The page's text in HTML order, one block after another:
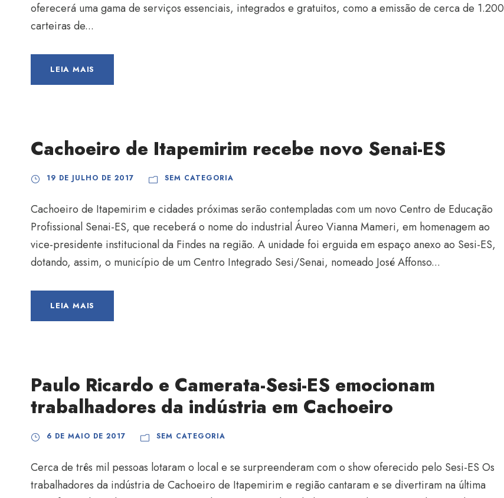
oferecerá uma gama de serviços essenciais, integrados e gratuitos, como a emissão de cerca de 1.200
carteiras de...
LEIA MAIS
Cachoeiro de Itapemirim recebe novo Senai-ES
19 DE JULHO DE 2017 SEM CATEGORIA
Cachoeiro de Itapemirim e cidades próximas serão contempladas com um novo Centro de Educação
Profissional Senai-ES, que receberá o nome do industrial Áureo Vianna Mameri, em homenagem ao
vice-presidente institucional da Findes na região. A unidade foi erguida em espaço anexo ao Sesi-ES,
dotando, assim, o município de um Centro Integrado Sesi/Senai, nomeado José Affonso...
LEIA MAIS
Paulo Ricardo e Camerata-Sesi-ES emocionam
trabalhadores da indústria em Cachoeiro
6 DE MAIO DE 2017 SEM CATEGORIA
Cerca de três mil pessoas lotaram o local e se surpreenderam com o show oferecido pelo Sesi-ES Os
trabalhadores da indústria de Cachoeiro de Itapemirim e região cantaram e se divertiram na última